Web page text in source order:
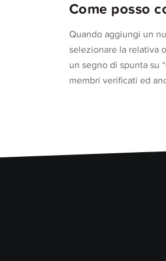
Come posso
Quando aggiungi un
selezionare la relativa
un segno di spunta su
membri verificati ed